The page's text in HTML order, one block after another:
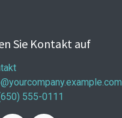
Sie Kontakt auf
555-0111